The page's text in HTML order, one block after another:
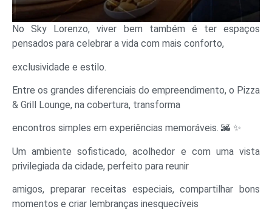
No Sky Lorenzo, viver bem também é ter espaços
pensados para celebrar a vida com mais conforto,
exclusividade e estilo.
Entre os grandes diferenciais do empreendimento, o Pizza
& Grill Lounge, na cobertura, transforma
encontros simples em experiências memoráveis. 🌆 ✨
Um ambiente sofisticado, acolhedor e com uma vista
privilegiada da cidade, perfeito para reunir
amigos, preparar receitas especiais, compartilhar bons
momentos e criar lembranças inesquecíveis